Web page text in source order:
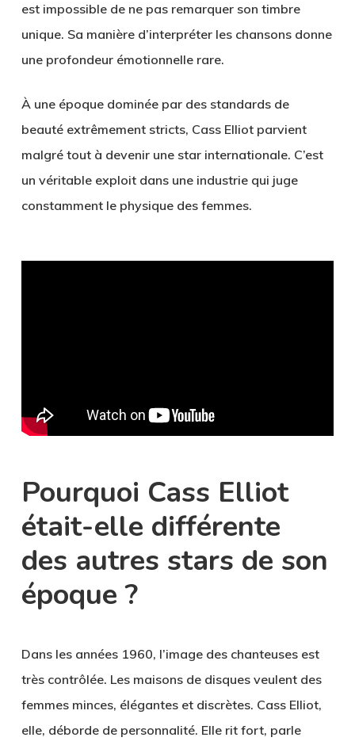
est impossible de ne pas remarquer son timbre
unique. Sa manière d’interpréter les chansons donne
une profondeur émotionnelle rare.
À une époque dominée par des standards de
beauté extrêmement stricts, Cass Elliot parvient
malgré tout à devenir une star internationale. C’est
un véritable exploit dans une industrie qui juge
constamment le physique des femmes.
Pourquoi Cass Elliot
était-elle différente
des autres stars de son
époque ?
Dans les années 1960, l’image des chanteuses est
très contrôlée. Les maisons de disques veulent des
femmes minces, élégantes et discrètes. Cass Elliot,
elle, déborde de personnalité. Elle rit fort, parle